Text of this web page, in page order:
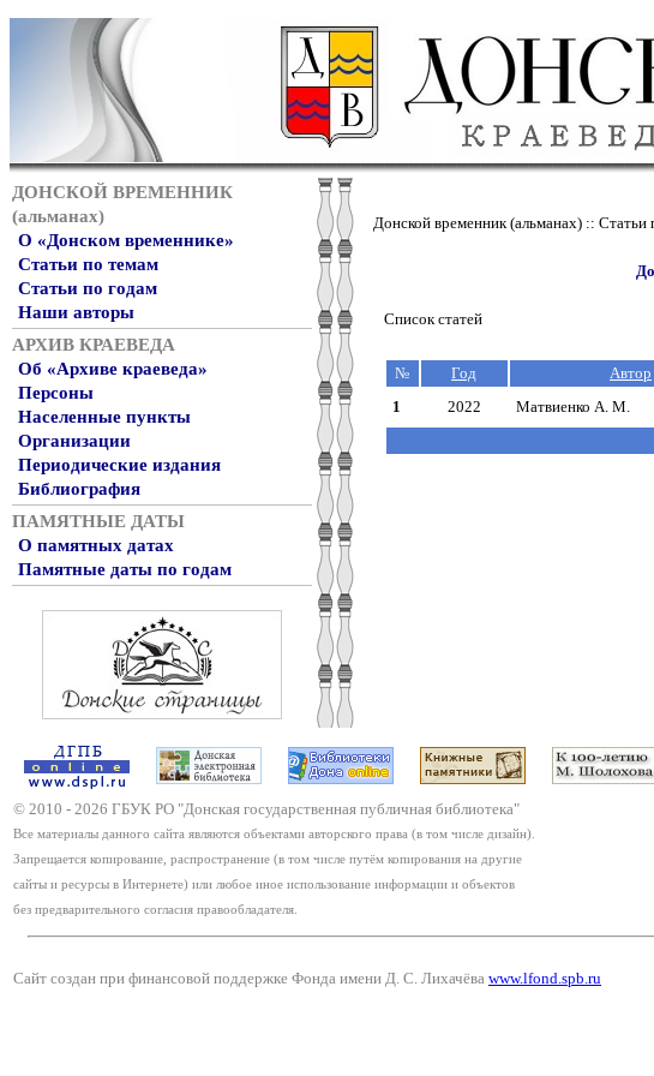
ДОНСКОЙ ВРЕМЕННИК
(альманах)
О «Донском временнике»
Статьи по темам
Статьи по годам
Наши авторы
АРХИВ КРАЕВЕДА
Об «Архиве краеведа»
Персоны
Населенные пункты
Организации
Периодические издания
Библиография
ПАМЯТНЫЕ ДАТЫ
О памятных датах
Памятные даты по годам
Донской временник (альманах) :: Статьи
Список статей
№ Год Автор
1
2022 Матвиенко А. М.
© 2010 - 2026 ГБУК РО "Донская государственная публичная библиотека"
Все материалы данного сайта являются объектами авторского права (в том числе дизайн).
Запрещается копирование, распространение (в том числе путём копирования на другие
сайты и ресурсы в Интернете) или любое иное использование информации и объектов
без предварительного согласия правообладателя.
Сайт создан при финансовой поддержке Фонда имени Д. С. Лихачёва www.lfond.spb.ru